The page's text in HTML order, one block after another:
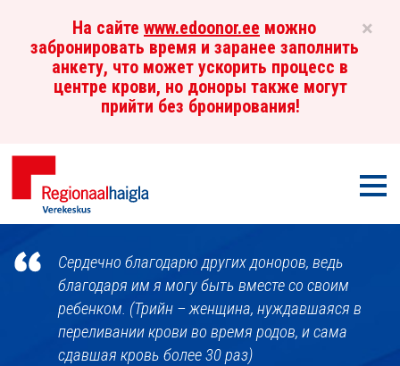
×
На сайте www.edoonor.ee можно
забронировать время и заранее заполнить
анкету, что может ускорить процесс в
центре крови, но доноры также могут
прийти без бронирования!
Центр
кровиСердечно благодарю других доноров, ведь
благодаря им я могу быть вместе со своим
ребенком. (Трийн – женщина, нуждавшаяся в
переливании крови во время родов, и сама
сдавшая кровь более 30 раз)